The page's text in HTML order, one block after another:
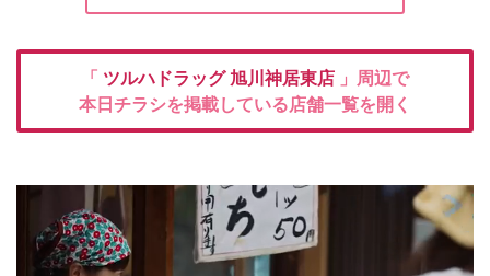
「 ツルハドラッグ 旭川神居東店 」周辺で
本日チラシを掲載している店舗一覧を開く